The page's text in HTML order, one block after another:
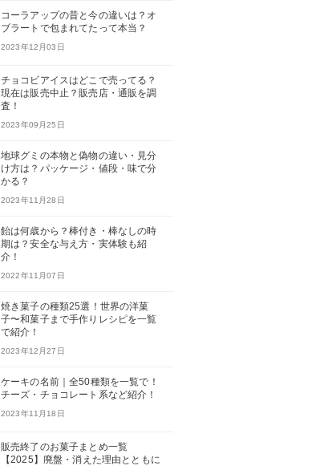
コーラアップの昔と今の違いは？オ
ブラートで包まれてたって本当？
2023年12月03日
チョコビアイスはどこで売ってる？
現在は販売中止？販売店・通販を調
査！
2023年09月25日
地球グミの本物と偽物の違い・見分
け方は？パッケージ・値段・味で分
かる？
2023年11月28日
飴は何歳から？棒付き・棒なしの時
期は？安全な与え方・実体験も紹
介！
2022年11月07日
焼き菓子の種類25選！世界の洋菓
子〜和菓子まで手作りレシピを一覧
で紹介！
2023年12月27日
ケーキの名前｜全50種類を一覧で！
チーズ・チョコレート系など紹介！
2023年11月18日
販売終了のお菓子まとめ一覧
【2025】廃盤・消えた理由とともに